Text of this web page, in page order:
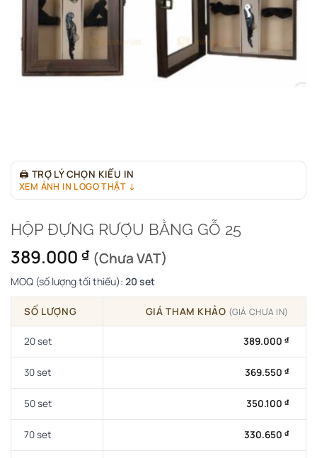
🖨 TRỢ LÝ CHỌN KIỂU IN
XEM ẢNH IN LOGO THẬT ↓
HỘP ĐỰNG RƯỢU BẰNG GỖ 25
389.000 ₫ (Chưa VAT)
MOQ (số lượng tối thiểu): 20 set
SỐ LƯỢNG GIÁ THAM KHẢO (GIÁ CHƯA IN)
20 set 389.000 ₫
30 set 369.550 ₫
50 set 350.100 ₫
70 set 330.650 ₫